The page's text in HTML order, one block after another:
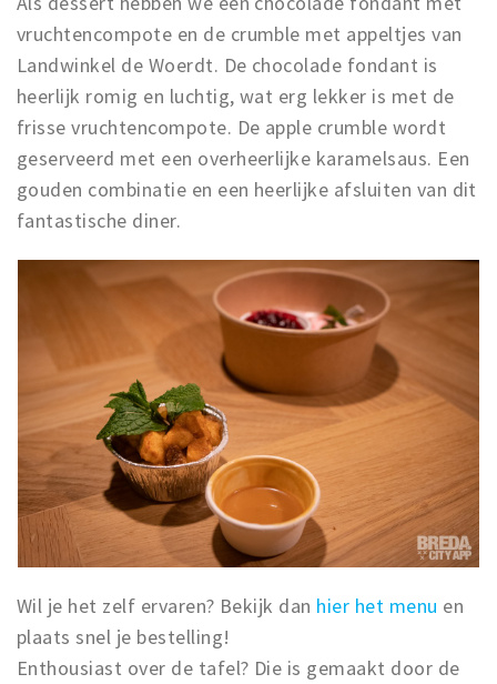
vruchtencompote en de crumble met appeltjes van
Landwinkel de Woerdt. De chocolade fondant is
heerlijk romig en luchtig, wat erg lekker is met de
frisse vruchtencompote. De apple crumble wordt
geserveerd met een overheerlijke karamelsaus. Een
gouden combinatie en een heerlijke afsluiten van dit
fantastische diner.
Wil je het zelf ervaren? Bekijk dan hier het menu en
plaats snel je bestelling!
Enthousiast over de tafel? Die is gemaakt door de